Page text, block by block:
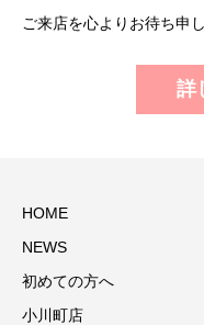
ご来店を心よりお待ち申
詳
HOME
NEWS
初めての方へ
小川町店